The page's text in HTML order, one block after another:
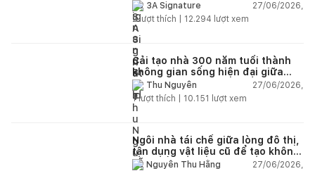
3A Signature
27/06/2026,
2lượt thích | 12.294 lượt xem
Cải tạo nhà 300 năm tuổi thành
không gian sống hiện đại giữa
thiên nhiên
Thu Nguyễn
27/06/2026,
1lượt thích | 10.151 lượt xem
Ngôi nhà tái chế giữa lòng đô thị,
tận dụng vật liệu cũ để tạo không
gian sống linh hoạt
Nguyễn Thu Hằng
27/06/2026,